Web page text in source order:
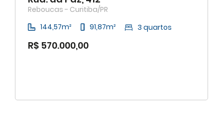
Reboucas - Curitiba/PR
144,57m²
91,87m² 3 quartos
R$ 570.000,00